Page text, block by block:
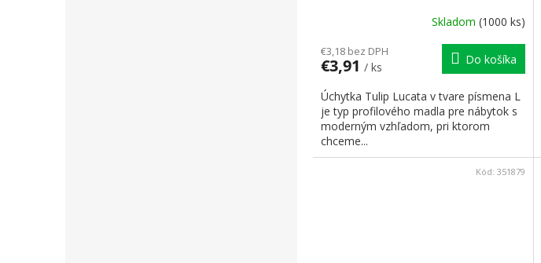
Skladom (1000 ks)
€3,18 bez DPH
€3,91 / ks
Do košíka
Úchytka Tulip Lucata v tvare písmena L
je typ profilového madla pre nábytok s
moderným vzhľadom, pri ktorom
chceme...
Kód: 351879